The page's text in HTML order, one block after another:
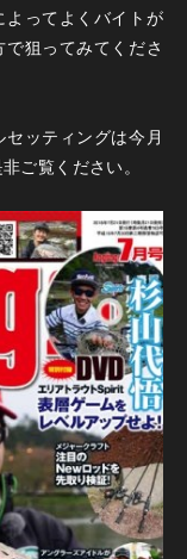
ってよくバイトが
狙ってみてくださ
ッティングは今月
ご覧ください。